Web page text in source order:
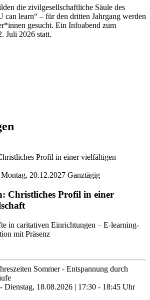
die zivilgesellschaftliche Säule des
can learn“ – für den dritten Jahrgang werden
gesucht. Ein Infoabend zum
Juli 2026 statt.
20.12.2027 Ganztägig
Christliches Profil in einer
in caritativen Einrichtungen – E-learning-
mit Präsenz
Dienstag, 18.08.2026 | 17:30 - 18:45 Uhr